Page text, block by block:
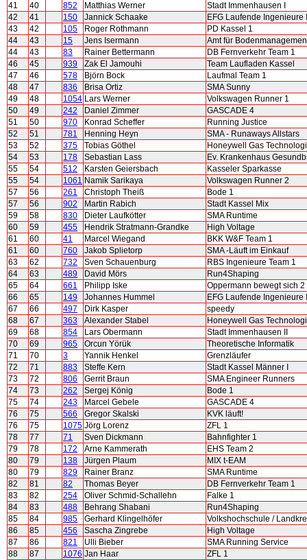
41
40 852 Matthias Werner
Stadt Immenhausen I
42
41 150 Jannick Schaake
EFG Laufende Ingenieure I
43
42 105 Roger Rothmann
PD Kassel 1
44
43 15 Jens Isermann
Amt für
44
43 83 Rainer Bettermann
DB Fernverkehr Team 1
46
45 939 Zak El Jamouhi
Team Laufladen Kassel
47
46 578 Björn Bock
Laufmal Team 1
48
47 836 Brisa Ortiz
SMA Sunny
49
48 1054 Lars Werner
Volkswagen Runner 1
50
49 242 Daniel Zimmer
GASCADE 4
51
50 970 Konrad Scheffer
Running Justice
52
51 781 Henning Heyn
SMA - Runaways Allstars
53
52 375 Tobias Göthel
Honeywell Gas
54
53 178 Sebastian Lass
Ev. Krankenhaus
55
54 512 Karsten Geiersbach
Kasseler Sparkasse
55
54 1061 Namik Sarikaya
Volkswagen Runner 2
57
56 261 Christoph Theiß
Bode 1
57
56 902 Martin Rabich
Stadt Kassel Mix
59
58 830 Dieter Laufkötter
SMA Runtime
60
59 455 Hendrik Stratmann-Grandke
High Voltage
61
60 41 Marcel Wiegand
BKK W&F Team 1
61
60 760 Jakob Splietorp
SMA -Läuft im Einkauf
63
62 732 Sven Schauenburg
RBS Ingenieure Team 1
64
63 489 David Mörs
Run4Shaping
65
64 661 Philipp Iske
Oppermann bewegt sich 2
66
65 149 Johannes Hummel
EFG Laufende Ingenieure I
67
66 497 Dirk Kasper
speedy
68
67 363 Alexander Stabel
Honeywell Gas
69
68 854 Lars Obermann
Stadt Immenhausen II
70
69 965 Orcun Yörük
Theoretische Informatik
71
70 3 Yannik Henkel
Grenzläufer
72
71 883 Steffe Kern
Stadt Kassel Männer I
73
72 806 Gerrit Braun
SMA Engineer Runners
74
73 262 Sergej König
Bode 1
75
74 243 Marcel Gebele
GASCADE 4
76
75 566 Gregor Skalski
KVK läuft!
76
75 1075 Jörg Lorenz
ZFL 1
78
77 71 Sven Dickmann
Bahnfighter 1
79
78 172 Arne Kammerath
EHS Team 2
80
79 138 Jürgen Plaum
MIX t-EAM
80
79 829 Rainer Branz
SMA Runtime
82
81 82 Thomas Beyer
DB Fernverkehr Team 1
83
82 254 Oliver Schmid-Schallehn
Falke 1
84
83 488 Behrang Shabani
Run4Shaping
85
84 985 Gerhard Klingelhöfer
Volkshochschule /
86
85 456 Sascha Zingrebe
High Voltage
87
86 821 Ulli Bieber
SMA Running Service
88
87 1076 Jan Haar
ZFL 1